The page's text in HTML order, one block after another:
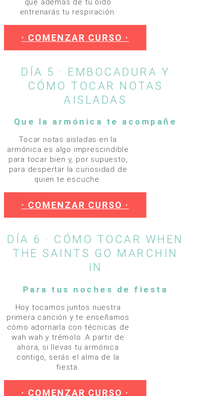
que además de tu oído
entrenarás tu respiración.
· COMENZAR CURSO ·
DÍA 5 · EMBOCADURA Y
CÓMO TOCAR NOTAS
AISLADAS
Que la armónica te acompañe
Tocar notas aisladas en la
armónica es algo imprescindible
para tocar bien y, por supuesto,
para despertar la curiosidad de
quien te escuche.
· COMENZAR CURSO ·
DÍA 6 · CÓMO TOCAR WHEN
THE SAINTS GO MARCHIN
IN
Para tus noches de fiesta
Hoy tocamos juntos nuestra
primera canción y te enseñamos
cómo adornarla con técnicas de
wah wah y trémolo. A partir de
ahora, si llevas tu armónica
contigo, serás el alma de la
fiesta.
· COMENZAR CURSO ·